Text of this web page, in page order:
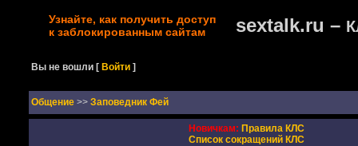
Узнайте, как получить доступ
к заблокированным сайтам
sextalk.ru –
Вы не вошли [Войти ]
Oбщение >> Заповедник Фей
Новичкам: Правила КЛС
Список сокращений КЛС